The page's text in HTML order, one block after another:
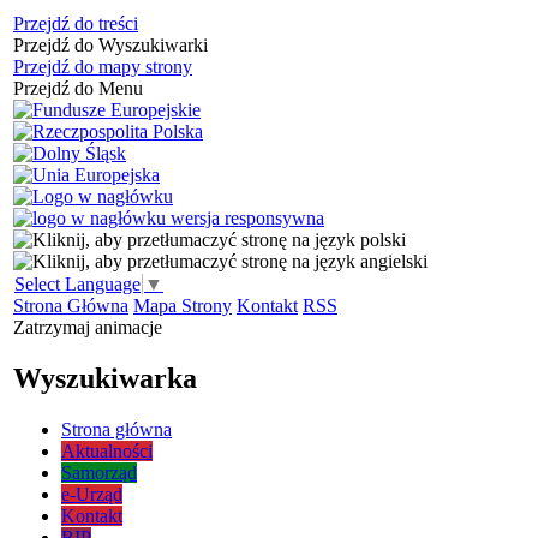
Przejdź do treści
Przejdź do Wyszukiwarki
Przejdź do mapy strony
Przejdź do Menu
Select Language ▼
Strona Główna Mapa Strony Kontakt RSS
Zatrzymaj animacje
Wyszukiwarka
Strona główna
Aktualności
Samorząd
e-Urząd
Kontakt